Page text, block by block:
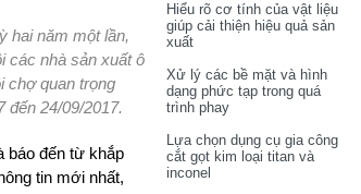
các nhà sản xuất ô
chợ quan trọng
đến 24/09/2017.
báo đến từ khắp
tin mới nhất,
Hiểu rõ cơ tính của vật liệu
giúp cải thiện hiệu quả sản
xuất
Xử lý các bề mặt và hình
dạng phức tạp trong quá
trình phay
Lựa chọn dụng cụ gia công
cắt gọt kim loại titan và
inconel